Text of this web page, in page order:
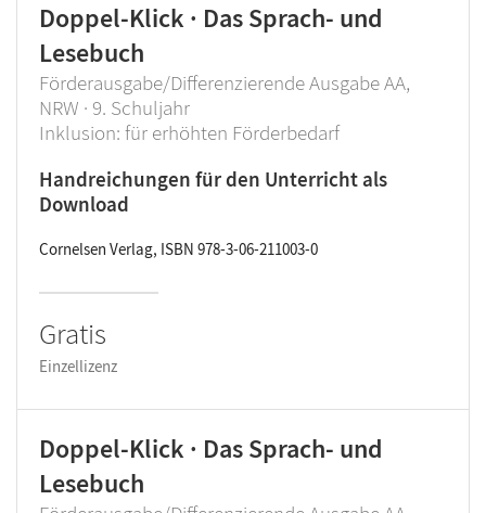
Doppel-Klick · Das Sprach- und
Lesebuch
Förderausgabe/Differenzierende Ausgabe AA,
NRW · 9. Schuljahr
Inklusion: für erhöhten Förderbedarf
Handreichungen für den Unterricht als
Download
Cornelsen Verlag, ISBN 978-3-06-211003-0
Gratis
Einzellizenz
Doppel-Klick · Das Sprach- und
Lesebuch